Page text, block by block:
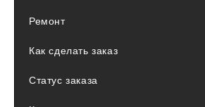
Ремонт
Как сделать заказ
Статус заказа